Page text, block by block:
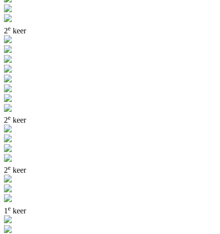
2e keer
2e keer
2e keer
1 e keer